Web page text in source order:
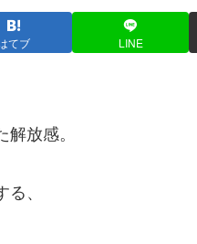
てブ LINE
放感。
、